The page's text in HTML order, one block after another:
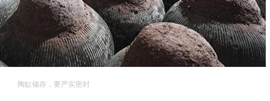
陶缸储存，要严实密封